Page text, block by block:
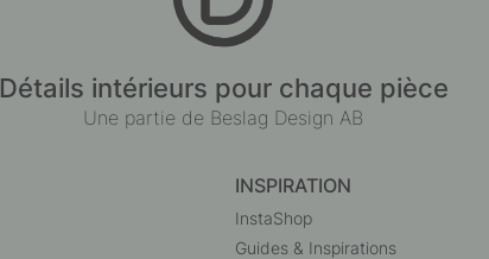
Détails intérieurs pour chaque pièce
Une partie de Beslag Design AB
INSPIRATION
InstaShop
Guides & Inspirations